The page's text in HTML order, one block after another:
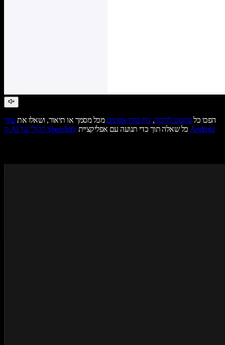
הפכו כלטקסט לדיבור,צרו פודקאסטים מכל מסמך או תיאור, ושאלו את עוזר
ה-AI הקולי של Speechify
כל שאלה תוך כדי תנועה עם אפליקצייתAndroid